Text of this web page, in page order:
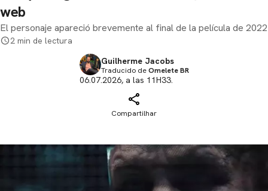
web
El personaje apareció brevemente al final de la película de 2022
2 min de lectura
Guilherme Jacobs
Traducido deOmelete BR
06.07.2026, a las 11H33.
Compartilhar